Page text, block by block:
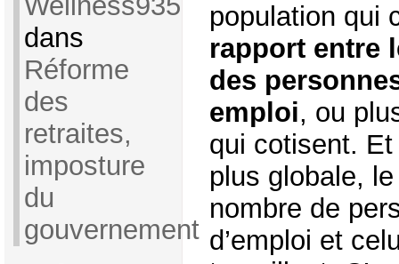
dans
Réforme
des
retraites,
imposture
du
gouvernement
population qui
rapport entre
des
emploi, ou
qui cotisent.
plus globale,
nombre de
d’emploi et